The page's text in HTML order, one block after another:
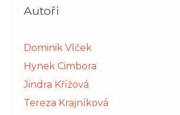
Autoři
Dominik Vlček
Hynek Cimbora
Jindra Křížová
Tereza Krajníková